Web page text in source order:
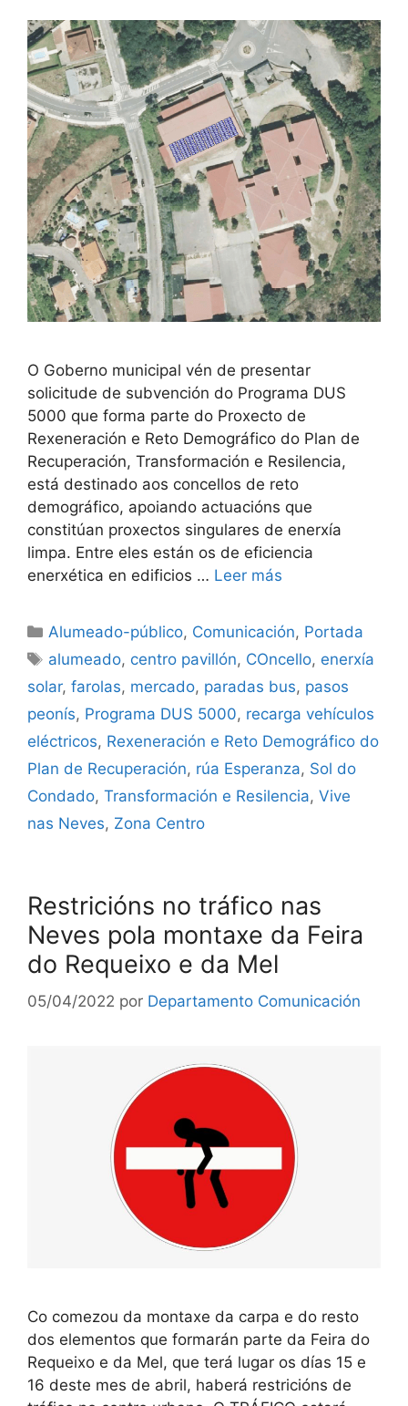
O Goberno municipal vén de presentar
solicitude de subvención do Programa DUS
5000 que forma parte do Proxecto de
Rexeneración e Reto Demográfico do Plan de
Recuperación, Transformación e Resilencia,
está destinado aos concellos de reto
demográfico, apoiando actuacións que
constitúan proxectos singulares de enerxía
limpa. Entre eles están os de eficiencia
enerxética en edificios … Leer más
Alumeado-público, Comunicación, Portada
alumeado, centro pavillón, COncello, enerxía
solar, farolas, mercado, paradas bus, pasos
peonís, Programa DUS 5000, recarga vehículos
eléctricos, Rexeneración e Reto Demográfico do
Plan de Recuperación, rúa Esperanza, Sol do
Condado, Transformación e Resilencia, Vive
nas Neves, Zona Centro
Restricións no tráfico nas
Neves pola montaxe da Feira
do Requeixo e da Mel
05/04/2022 por Departamento Comunicación
Co comezou da montaxe da carpa e do resto
dos elementos que formarán parte da Feira do
Requeixo e da Mel, que terá lugar os días 15 e
16 deste mes de abril, haberá restricións de